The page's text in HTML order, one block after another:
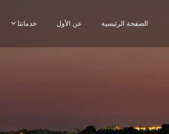
الصفحة الرئيسية عن الأول خدماتنا